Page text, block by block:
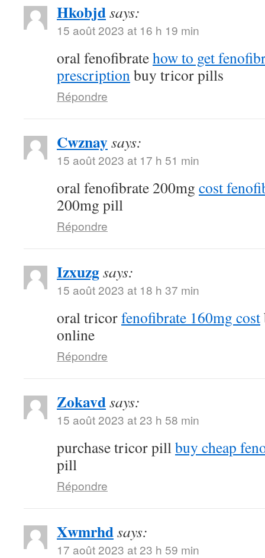
Hkobjdsays:
15 août 2023 at 16 h 19 min
oral fenofibratehow to get
prescriptionbuy tricor pills
Répondre
Cwznaysays:
15 août 2023 at 17 h 51 min
oral fenofibrate 200mg cost
200mg pill
Répondre
Izxuzgsays:
15 août 2023 at 18 h 37 min
oral tricorfenofibrate 160mg cost
online
Répondre
Zokavdsays:
15 août 2023 at 23 h 58 min
purchase tricor pillbuy cheap
pill
Répondre
Xwmrhdsays:
17 août 2023 at 23 h 59 min